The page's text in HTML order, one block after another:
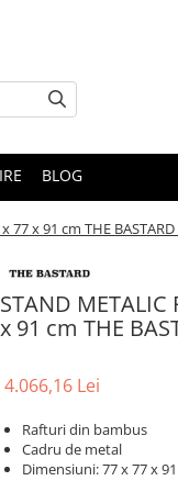
BLOG
x 91 cm THE
STAND METALIC
x 91 cm THE
4.066,16 Lei
Rafturi din bambus
Cadru de metal
Dimensiuni: 77 x 77 x